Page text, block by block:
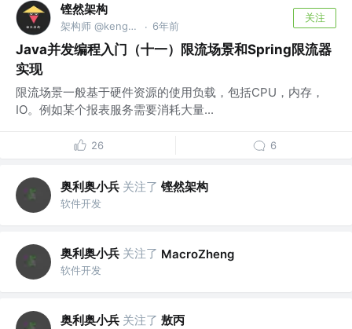
铿然架构
架构师 @kengcoder.com · 6年前
关注
Java并发编程入门（十一）限流场景和Spring限流器
实现
限流场景一般基于硬件资源的使用负载，包括CPU，内存，
IO。例如某个报表服务需要消耗大量...
26 6
奥利奥小兵 关注了 铿然架构
软件开发
奥利奥小兵 关注了 MacroZheng
软件开发
奥利奥小兵 关注了 敖丙